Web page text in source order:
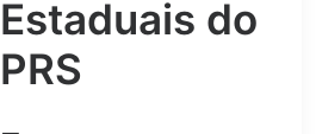
Estaduais do
PRS